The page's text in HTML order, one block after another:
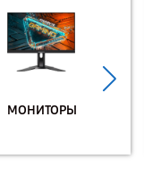
МОНИТОРЫ